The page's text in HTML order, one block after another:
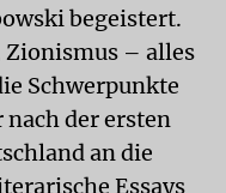
begeistert.
– alles
Schwerpunkte
nach der ersten
an die
Essays